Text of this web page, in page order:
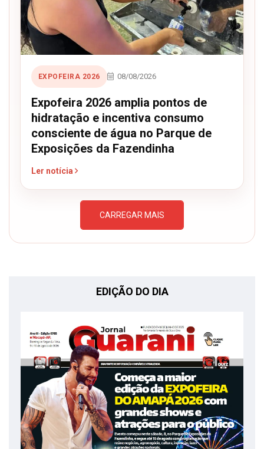
EXPOFEIRA 2026 08/08/2026
Expofeira 2026 amplia pontos de
hidratação e incentiva consumo
consciente de água no Parque de
Exposições da Fazendinha
Ler notícia
CARREGAR MAIS
EDIÇÃO DO DIA